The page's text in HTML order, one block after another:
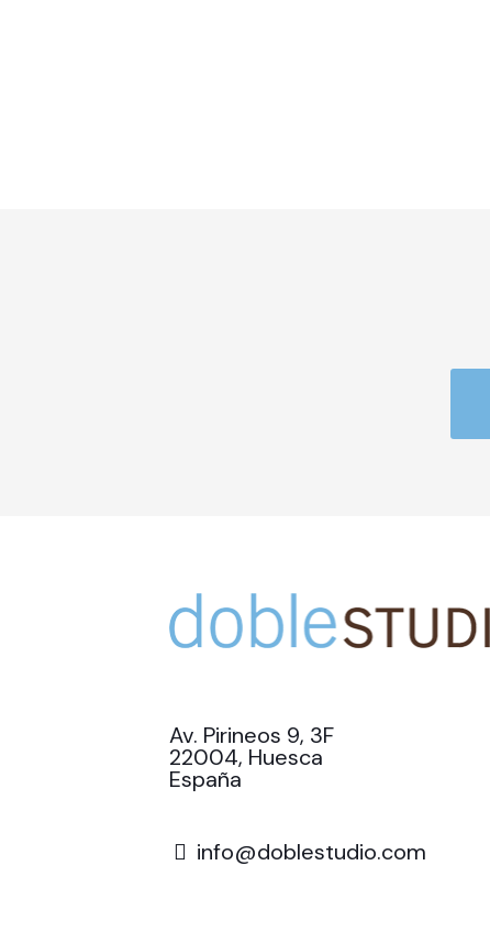
Av. Pirineos 9, 3F
22004, Huesca
España
info@doblestudio.com